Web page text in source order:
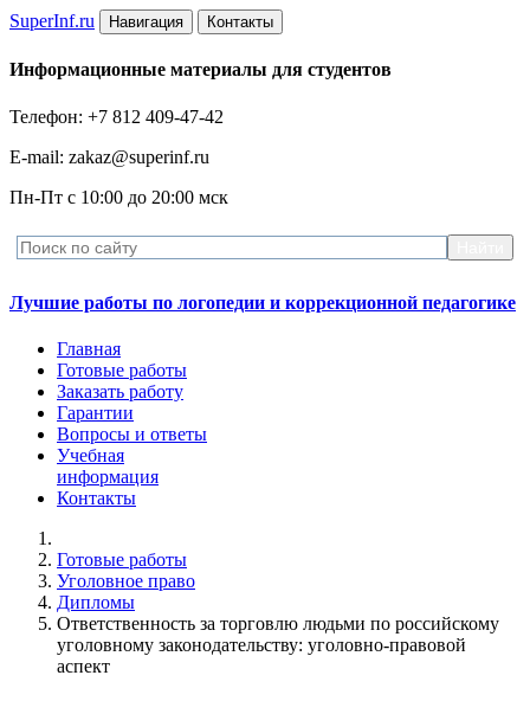
SuperInf.ru Навигация Контакты
Информационные материалы для студентов
Телефон: +7 812 409-47-42
E-mail: zakaz@superinf.ru
Пн-Пт с 10:00 до 20:00 мск
Лучшие работы по логопедии и коррекционной педагогике
Главная
Готовые работы
Заказать работу
Гарантии
Вопросы и ответы
Учебная
информация
Контакты
Готовые работы
Уголовное право
Дипломы
Ответственность за торговлю людьми по российскому
уголовному законодательству: уголовно-правовой
аспект